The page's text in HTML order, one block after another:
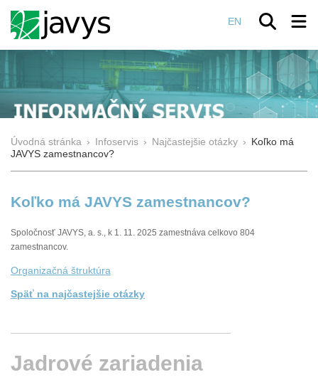
EN
Úvodná stránka › Infoservis › Najčastejšie otázky › Koľko má
JAVYS zamestnancov?
Koľko má JAVYS zamestnancov?
Spoločnosť JAVYS, a. s., k 1. 11. 2025 zamestnáva celkovo 804
zamestnancov.
Organizačná štruktúra
Späť na najčastejšie otázky
Jadrové zariadenia